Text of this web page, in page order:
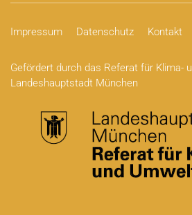
Impressum Datenschutz Kontakt
Gefördert durch das Referat für Klima-
Landeshauptstadt München